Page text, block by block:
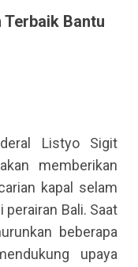
Terbaik Bantu
Listyo Sigit
memberikan
kapal selam
perairan Bali. Saat
beberapa
upaya